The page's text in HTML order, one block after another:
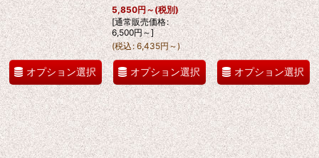
オプション選択
5,850円～(税別)
[通常販売価格:
6,500円～]
(税込 : 6,435円～)
オプション選択 オプション選択